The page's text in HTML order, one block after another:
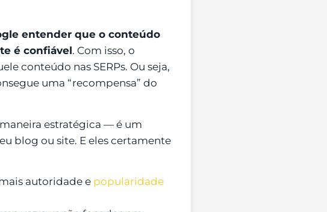
entender que o conteúdo
é confiável. Com isso, o
conteúdo nas SERPs. Ou seja,
uma “recompensa” do
estratégica — é um
blog ou site. E eles certamente
autoridade e popularidade